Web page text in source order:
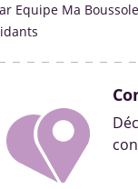
Equipe Ma Boussole